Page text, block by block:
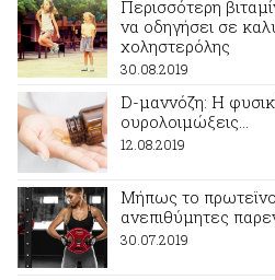
Περισσότερη
να οδηγήσει σε
χοληστερόλης
30.08.2019
D-μαννόζη: Η
ουρολοιμώξεις…
12.08.2019
Μήπως το
ανεπιθύμητες
30.07.2019